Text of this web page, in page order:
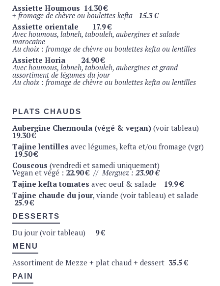
Assiette Houmous 14.30 €
+ fromage de chèvre ou boulettes kefta
15.3 €
Assiette orientale
17.9 €
Avec houmous, labneh, tabouleh, aubergines et salade
marocaine
Au choix : fromage de chèvre ou boulettes kefta ou lentilles
Assiette Horia
24.90 €
Avec houmous, labneh, tabouleh, aubergines et grand
assortiment de légumes du jour
Au choix : fromage de chèvre ou boulettes kefta ou lentilles
PLATS CHAUDS
Aubergine Chermoula (végé & vegan) (voir tableau)
19.30 €
Tajine lentilles avec légumes, kefta et/ou fromage (vgr)
19.50 €
Couscous (vendredi et samedi uniquement)
Vegan et végé : 22.90 € // Merguez : 23.90 €
Tajine kefta tomates avec oeuf & salade 19.9 €
Tajine chaude du jour, viande (voir tableau) et salade
25.9 €
DESSERTS
Du jour (voir tableau) 9 €
MENU
Assortiment de Mezze + plat chaud + dessert 35.5 €
PAIN
CAFÉS
Café Liégeois Mano Mano (bio & fairtrade)
Espresso2.9 €
Espresso Macchiato 3.5 €
Double Espresso3.5€
Déca3.5€
Café3.5€
Capuccino4.5 €
Latte Macchiato 4.5 €
Thés du Comptoir Florian (théière)
Sencha Fukuyu (Japon)4.9 €
Sencha Earl-Grey (bergamote de calabre)
Indian Chaï (cannelle, cardamone, girofle, gimgembre)
4.9€
Tisane d’Assouan – Infusion (orange, mandarine,
hibiscus, citronnelle, citron)4.9€
Tisane à la verveine – Infusion green lemon (verveine,
gingembre, citron, rooibos, poivre rose)
Thé Noir (bio)
€
Thé à la menthe fraîche bio (théière)
Toutes nos boissons chaudes sont servies avec des biscuits fait
maison.